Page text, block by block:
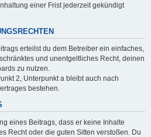
einer Frist jederzeit gekündigt
erteilst du dem Betreiber ein einfaches,
und unentgeltliches Recht, deinen
zu nutzen.
2, Unterpunkt a bleibt auch nach
bestehen.
eines Beitrags, dass er keine Inhalte
Recht oder die guten Sitten verstoßen. Du